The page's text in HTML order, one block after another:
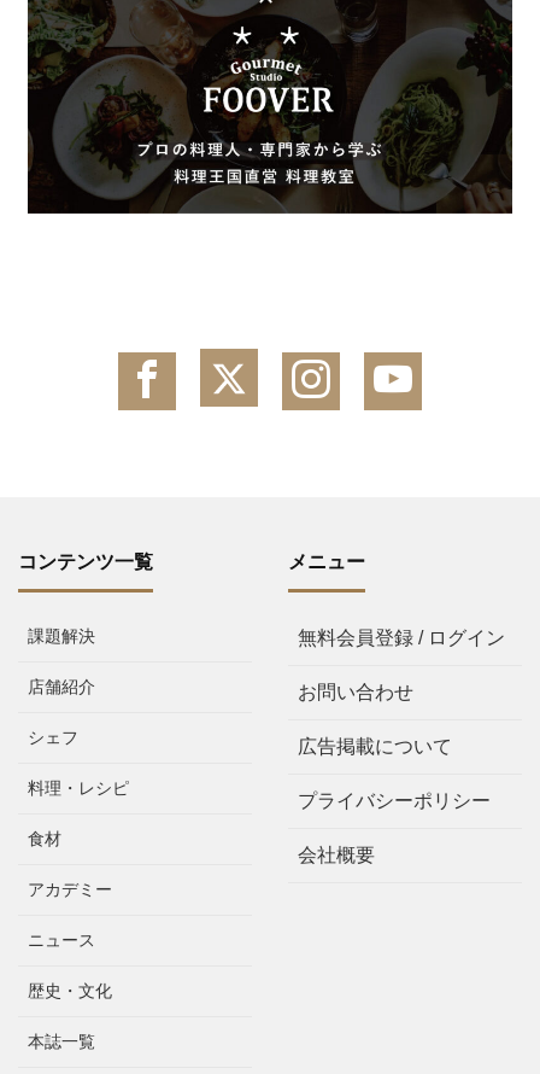
コンテンツ一覧
課題解決
店舗紹介
シェフ
料理・レシピ
食材
アカデミー
ニュース
歴史・文化
本誌一覧
メニュー
無料会員登録 / ログイン
お問い合わせ
広告掲載について
プライバシーポリシー
会社概要